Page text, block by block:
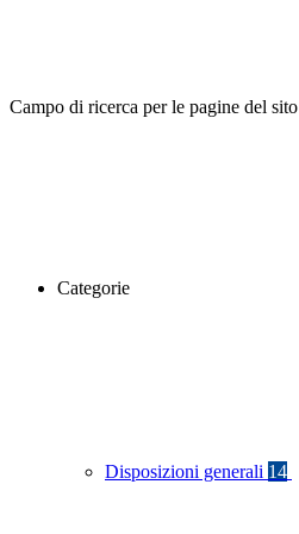
Campo di ricerca per le pagine del sito
Categorie
Disposizioni generali 14